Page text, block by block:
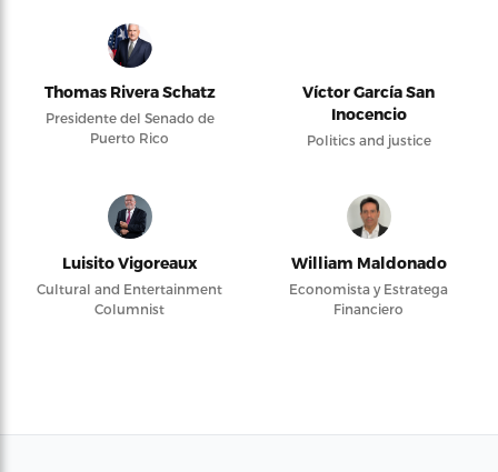
Thomas Rivera Schatz
Presidente del Senado de
Puerto Rico
Víctor García San
Inocencio
Politics and justice
Luisito Vigoreaux
Cultural and Entertainment
Columnist
William Maldonado
Economista y Estratega
Financiero